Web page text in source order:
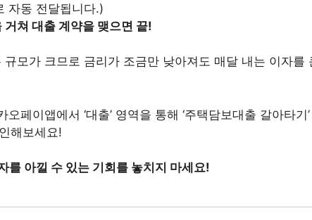
자동 전달됩니다.)
쳐 대출 계약을 맺으면 끝!
모가 크므로 금리가 조금만 낮아져도 매달 내는 이자를
페이앱에서 ‘대출’ 영역을 통해 ‘주택담보대출 갈아타기’
해보세요!
를 아낄 수 있는 기회를 놓치지 마세요!